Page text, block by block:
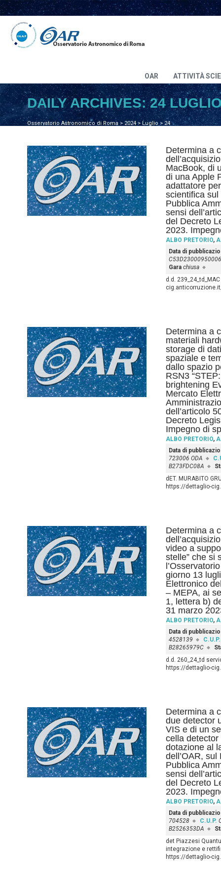
OAR ATTIVITÀ
Osservatorio Astronomico di Roma>2024>Luglio > 24
DAILY ARCHIVES:24
Determina a
MacBook, di
di una Apple
adattatore
scientifica
Pubblica
sensi
del Decreto
2023.
ALBO PRETORIO,
Data di
C53D23000950006
Gara chiusa
d.d.
Determina a
materiali
storage di
spaziale e
dallo spazio
RSN3
brightening
Mercato
dell’articolo
Decreto
Impegno di
ALBO PRETORIO,
Data di
723006 ODA
B273FDC08A
dET. MURABITO
https://dettaglio-
Determina a
video a
stelle” che si
giorno 13
Elettronico
– MEPA, ai
1, lettera b)
31 marzo
ALBO PRETORIO,
Data di
4528139
C.U.P.
B28265979C
d.d. 260_24_td
https://dettaglio-
Determina a
due detector
VIS e di un
cella
dotazione al
dell’OAR,
Pubblica
sensi
del Decreto
2023.
ALBO PRETORIO,
Data di
704528
C.U.P.
B2526353DA
det Piazzesi
integrazione e
https://dettaglio-